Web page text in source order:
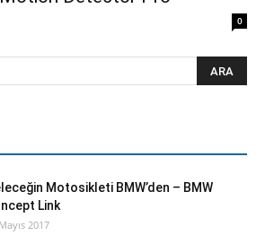
0
Motosikleti BMW’den – BMW
Link
2017